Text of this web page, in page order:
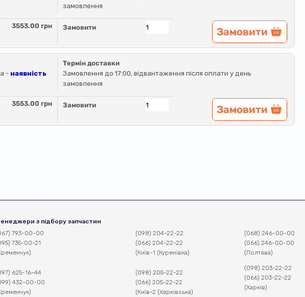
замовлення
3553.00 грн Замовити Замовити
- наявність
Термін доставки
Замовлення до 17:00, відвантаження після оплати у день
замовлення
3553.00 грн Замовити Замовити
з підбору запчастин
793-00-00
735-00-21
625-16-44
432-00-00
(098) 204-22-22
(066) 204-22-22
(Київ-1 (Куренівка)
(098) 205-22-22
(066) 205-22-22
(Київ-2 (Харківська)
(068) 246-00-00
(066) 246-00-00
(Полтава)
(098) 203-22-22
(066) 203-22-22
(Харків)